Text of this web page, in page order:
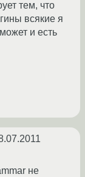
тем, что
всякие я
и есть
не